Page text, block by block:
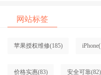
网站标签
苹果授权维修(185) iPhone
价格实惠(83) 安全可靠(82)